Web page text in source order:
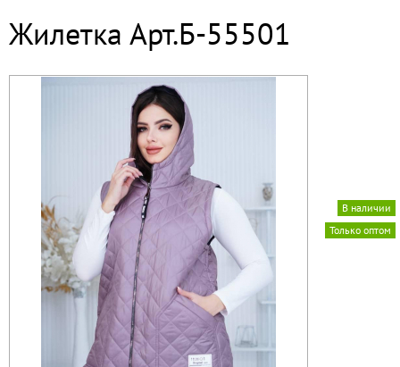
здесь
Жилетка Арт.Б-55501
Только оптом
В наличии